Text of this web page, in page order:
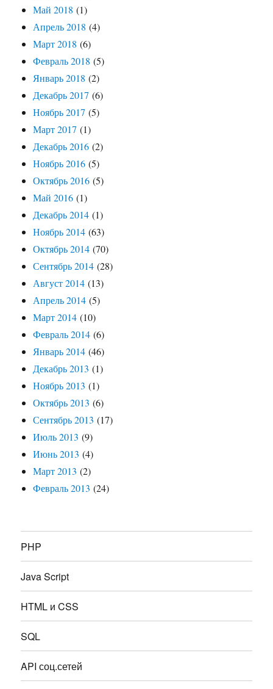
Май 2018 (1)
Апрель 2018 (4)
Март 2018 (6)
Февраль 2018 (5)
Январь 2018 (2)
Декабрь 2017 (6)
Ноябрь 2017 (5)
Март 2017 (1)
Декабрь 2016 (2)
Ноябрь 2016 (5)
Октябрь 2016 (5)
Май 2016 (1)
Декабрь 2014 (1)
Ноябрь 2014 (63)
Октябрь 2014 (70)
Сентябрь 2014 (28)
Август 2014 (13)
Апрель 2014 (5)
Март 2014 (10)
Февраль 2014 (6)
Январь 2014 (46)
Декабрь 2013 (1)
Ноябрь 2013 (1)
Октябрь 2013 (6)
Сентябрь 2013 (17)
Июль 2013 (9)
Июнь 2013 (4)
Март 2013 (2)
Февраль 2013 (24)
PHP
Java Script
HTML и CSS
SQL
API соц.сетей